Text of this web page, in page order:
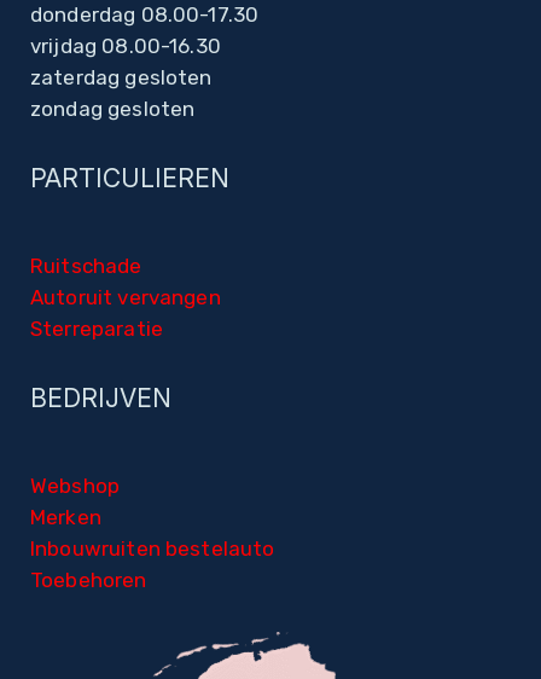
donderdag 08.00-17.30
vrijdag 08.00-16.30
zaterdag gesloten
zondag gesloten
PARTICULIEREN
Ruitschade
Autoruit vervangen
Sterreparatie
BEDRIJVEN
Webshop
Merken
Inbouwruiten bestelauto
Toebehoren